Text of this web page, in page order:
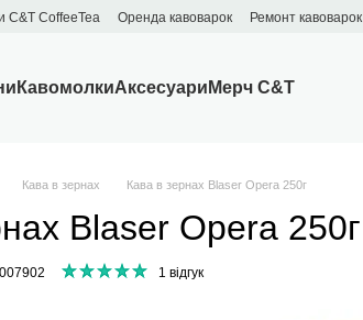
C&T CoffeeTea Оренда кавоварок Ремонт кавоварок
КавомолкиАксесуари Мерч C&T
Кава в зернах Кава в зернах Blaser Opera 250г
Blaser Opera 250г
1 відгук